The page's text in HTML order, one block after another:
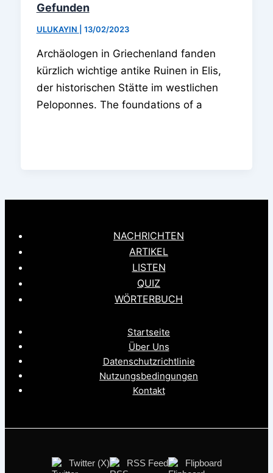
Gefunden
ULUKAYIN 13/02/2023
Archäologen in Griechenland fanden
kürzlich wichtige antike Ruinen in Elis,
der historischen Stätte im westlichen
Peloponnes. The foundations of a
NACHRICHTEN
ARTIKEL
LISTEN
QUIZ
WÖRTERBUCH
Startseite
Über Uns
Datenschutzrichtlinie
Nutzungsbedingungen
Kontakt
Twitter (X) RSS Feed Flipboard